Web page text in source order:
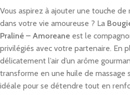
Vous aspirez à ajouter une touche
dans votre vie amoureuse ? La
Praliné – Amoreane est le
privilégiés avec votre partenaire. En
délicatement l’air d’un arôme
transforme en une huile de massage
idéale pour se détendre tout en